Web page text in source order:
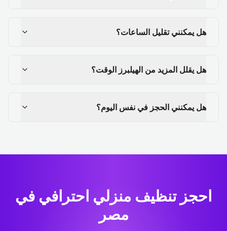
هل يمكنني تقليل الساعات؟
هل يقلل المزيد من الهيلبرز الوقت؟
هل يمكنني الحجز في نفس اليوم؟
احجز تنظيف منزلي احترافي في
مصر